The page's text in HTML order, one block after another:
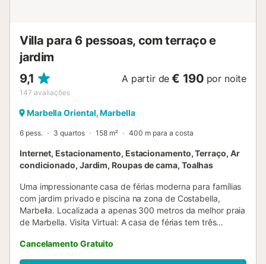
reserva...
Villa para 6 pessoas, com terraço e
jardim
9,1
147 avaliações
A partir de € 190 por noite
Marbella Oriental, Marbella
6 pess. 3 quartos 158 m² 400 m para a costa
Internet, Estacionamento, Estacionamento, Terraço, Ar
condicionado, Jardim, Roupas de cama, Toalhas
Uma impressionante casa de férias moderna para famílias
com jardim privado e piscina na zona de Costabella,
Marbella. Localizada a apenas 300 metros da melhor praia
de Marbella. Visita Virtual: A casa de férias tem três
encontra-se a cozinha em plano aberto ligada à área de
jantar, a ampla sala de estar com uma escada de madeira
Cancelamento Gratuito